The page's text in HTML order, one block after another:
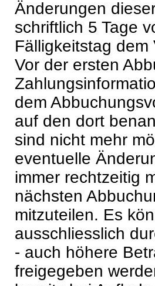
Änderungen
schriftlich 5 Tage
Fälligkeitstag
Vor der ersten
dem
auf den dort
sind nicht mehr
eventuelle
immer rechtzeitig
nächsten
mitzuteilen. Es
ausschliesslich
- auch höhere
freigegeben